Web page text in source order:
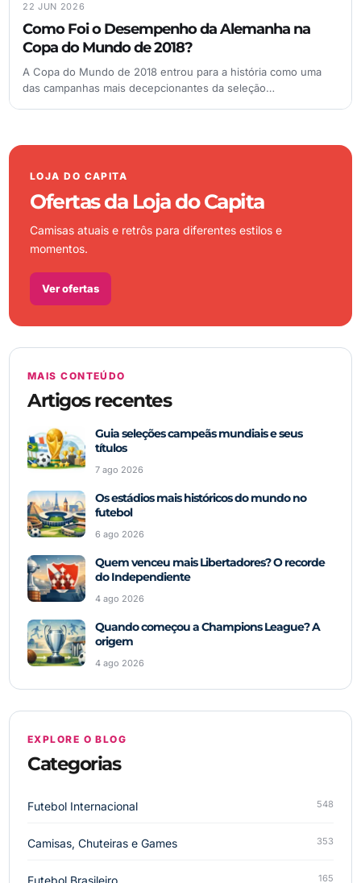
22 JUN 2026
Como Foi o Desempenho da Alemanha na
Copa do Mundo de 2018?
A Copa do Mundo de 2018 entrou para a história como uma
das campanhas mais decepcionantes da seleção…
LOJA DO CAPITA
Ofertas da Loja do Capita
Camisas atuais e retrôs para diferentes estilos e
momentos.
Ver ofertas
MAIS CONTEÚDO
Artigos recentes
Guia seleções campeãs mundiais e seus
títulos
7 ago 2026
Os estádios mais históricos do mundo no
futebol
6 ago 2026
Quem venceu mais Libertadores? O recorde
do Independiente
4 ago 2026
Quando começou a Champions League? A
origem
4 ago 2026
EXPLORE O BLOG
Categorias
Futebol Internacional 548
Camisas, Chuteiras e Games 353
165